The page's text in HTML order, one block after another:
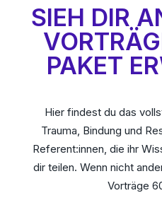
SIEH DIR
PAKET
Hier findest du das
Trauma, Bindung und
Referent:innen, die ihr
dir teilen. Wenn nicht
Vorträge